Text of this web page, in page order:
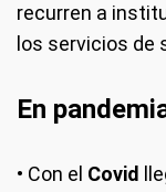
recurren a
los servicios de
En
• Con el Covid